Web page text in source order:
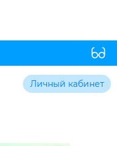
Личный кабинет